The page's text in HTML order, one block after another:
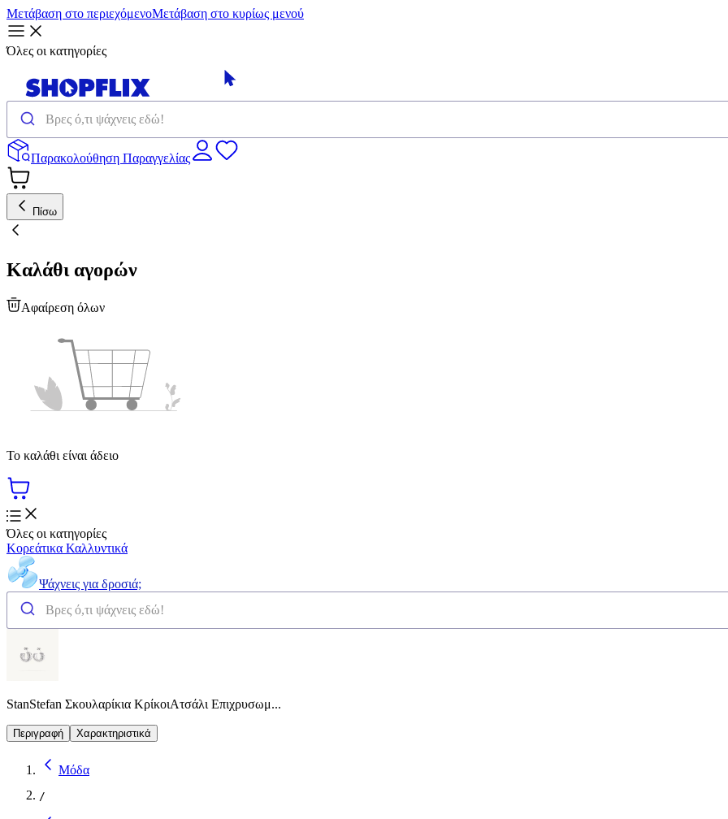
Μετάβαση στο περιεχόμενοΜετάβαση στο κυρίως μενού
Όλες οι κατηγορίες
Παρακολούθηση Παραγγελίας
Πίσω
Καλάθι αγορών
Αφαίρεση όλων
Το καλάθι είναι άδειο
Όλες οι κατηγορίες
Κορεάτικα Καλλυντικά
Ψάχνεις για δροσιά;
StanStefan Σκουλαρίκια ΚρίκοιΑτσάλι Επιχρυσωμ...
Περιγραφή Χαρακτηριστικά
Μόδα
/